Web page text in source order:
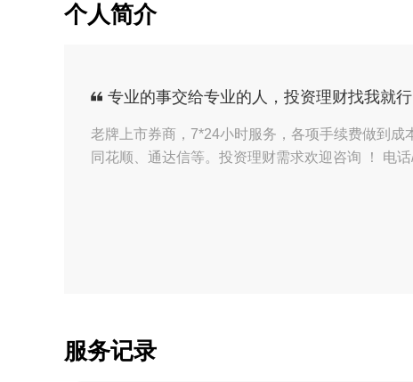
【证券】安经理收到了
个人简介
专业的事交给专业的人，投资理财找我就行
老牌上市券商，7*24小时服务，各项手续费做到成
同花顺、通达信等。投资理财需求欢迎咨询 ！ 电
服务记录